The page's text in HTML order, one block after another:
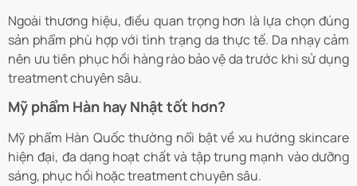
Ngoài thương hiệu, điều quan trọng hơn là lựa chọn đúng
sản phẩm phù hợp với tình trạng da thực tế. Da nhạy cảm
nên ưu tiên phục hồi hàng rào bảo vệ da trước khi sử dụng
treatment chuyên sâu.
Mỹ phẩm Hàn hay Nhật tốt hơn?
Mỹ phẩm Hàn Quốc thường nổi bật về xu hướng skincare
hiện đại, đa dạng hoạt chất và tập trung mạnh vào dưỡng
sáng, phục hồi hoặc treatment chuyên sâu.